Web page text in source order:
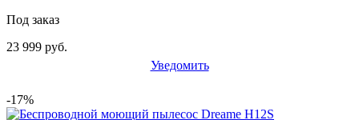
Под заказ
23 999 руб.
Уведомить
-17%